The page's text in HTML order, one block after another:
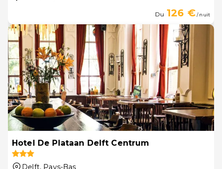
Du 126 €/ nuit
Hotel De Plataan Delft Centrum
Delft, Pays-Bas